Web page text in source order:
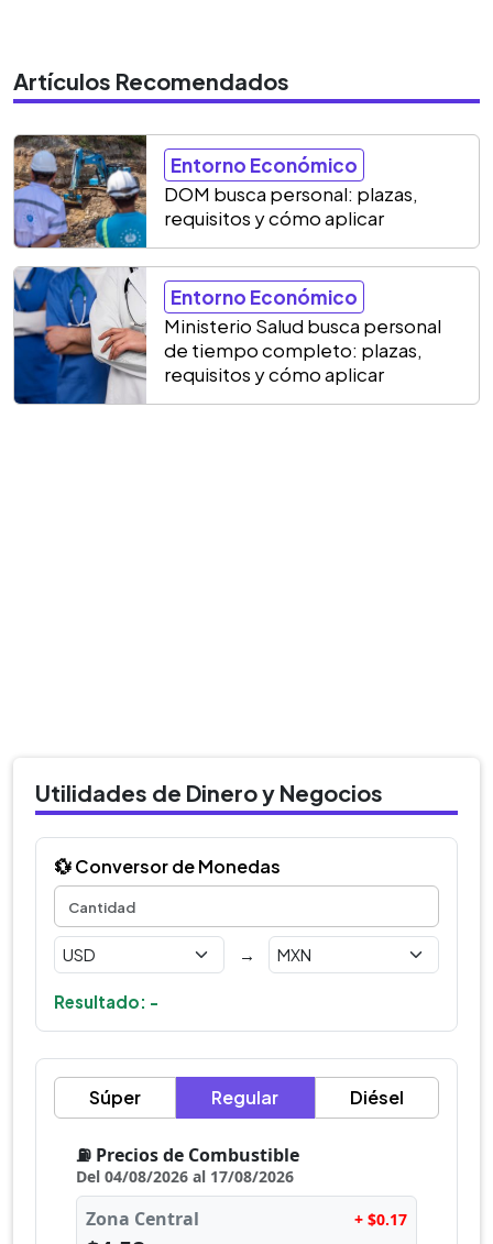
Artículos Recomendados
Entorno Económico
DOM busca personal: plazas,
requisitos y cómo aplicar
Entorno Económico
Ministerio Salud busca personal
de tiempo completo: plazas,
requisitos y cómo aplicar
Utilidades de Dinero y Negocios
💱 Conversor de Monedas
→
Resultado: -
Súper Regular Diésel